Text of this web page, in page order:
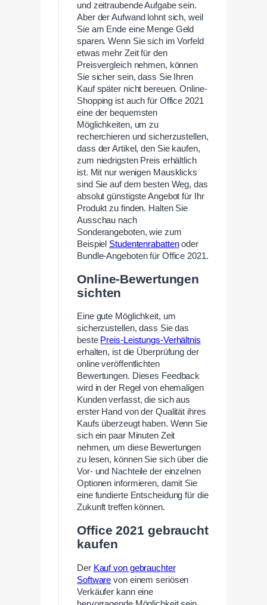
und zeitraubende Aufgabe sein.
Aber der Aufwand lohnt sich, weil
Sie am Ende eine Menge Geld
sparen. Wenn Sie sich im Vorfeld
etwas mehr Zeit für den
Preisvergleich nehmen, können
Sie sicher sein, dass Sie Ihren
Kauf später nicht bereuen. Online-
Shopping ist auch für Office 2021
eine der bequemsten
Möglichkeiten, um zu
recherchieren und sicherzustellen,
dass der Artikel, den Sie kaufen,
zum niedrigsten Preis erhältlich
ist. Mit nur wenigen Mausklicks
sind Sie auf dem besten Weg, das
absolut günstigste Angebot für Ihr
Produkt zu finden. Halten Sie
Ausschau nach
Sonderangeboten, wie zum
Beispiel Studentenrabattenoder
Bundle-Angeboten für Office 2021.
Online-Bewertungen
sichten
Eine gute Möglichkeit, um
sicherzustellen, dass Sie das
beste Preis-Leistungs-Verhältnis
erhalten, ist die Überprüfung der
online veröffentlichten
Bewertungen. Dieses Feedback
wird in der Regel von ehemaligen
Kunden verfasst, die sich aus
erster Hand von der Qualität ihres
Kaufs überzeugt haben. Wenn Sie
sich ein paar Minuten Zeit
nehmen, um diese Bewertungen
zu lesen, können Sie sich über die
Vor- und Nachteile der einzelnen
Optionen informieren, damit Sie
eine fundierte Entscheidung für die
Zukunft treffen können.
Office 2021 gebraucht
kaufen
Der Kauf von gebrauchter
Software von einem seriösen
Verkäufer kann eine